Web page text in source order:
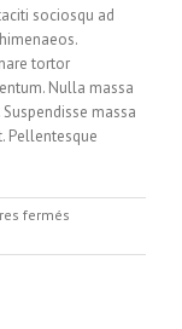
sociosqu ad
tortor
Nulla massa
massa
Pellentesque
fermés
aptent